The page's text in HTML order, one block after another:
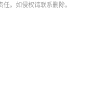
。如侵权请联系删除。